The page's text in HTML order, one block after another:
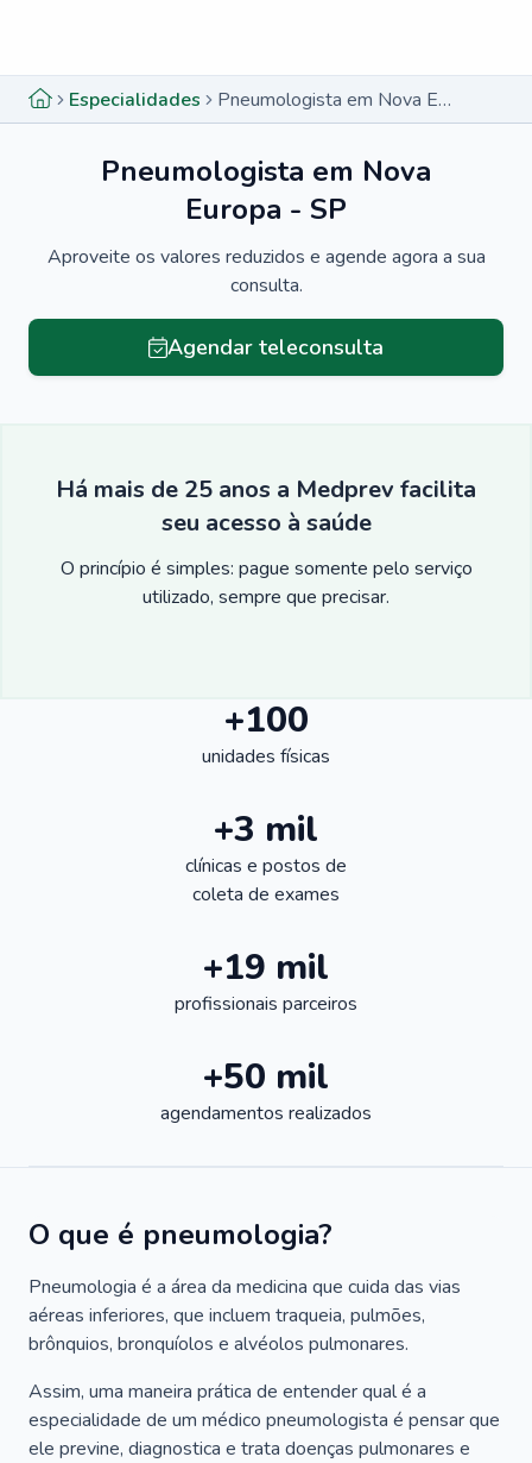
Especialidades Pneumologista em Nova Europa - SP
Pneumologista em Nova
Europa - SP
Aproveite os valores reduzidos e agende agora a sua
consulta.
Agendar teleconsulta
Há mais de 25 anos a Medprev facilita
seu acesso à saúde
O princípio é simples: pague somente pelo serviço
utilizado, sempre que precisar.
+100
unidades físicas
+3 mil
clínicas e postos de
coleta de exames
+19 mil
profissionais parceiros
+50 mil
agendamentos realizados
O que é pneumologia?
Pneumologia é a área da medicina que cuida das vias
aéreas inferiores, que incluem traqueia, pulmões,
brônquios, bronquíolos e alvéolos pulmonares.
Assim, uma maneira prática de entender qual é a
especialidade de um médico pneumologista é pensar que
ele previne, diagnostica e trata doenças pulmonares e